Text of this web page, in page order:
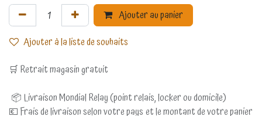
Ajouter au panier
Ajouter à la liste de souhaits
🛒 Retrait magasin gratuit
📦 Livraison Mondial Relay (point relais, locker ou domicile)
💶 Frais de livraison selon votre pays et le montant de votre panier